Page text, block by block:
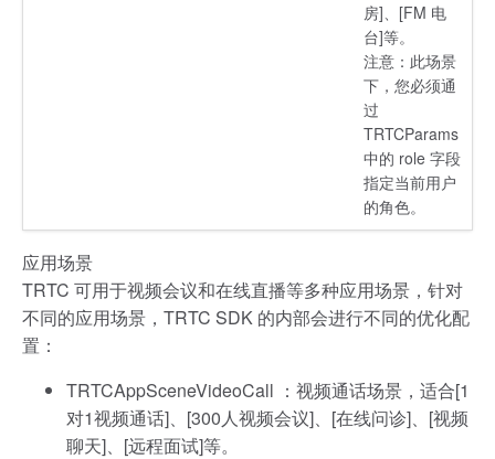
房]、[FM 电
台]等。
注意：此场景
下，您必须通
过
TRTCParams
中的 role 字段
指定当前用户
的角色。
应用场景
TRTC 可用于视频会议和在线直播等多种应用场景，针对
不同的应用场景，TRTC SDK 的内部会进行不同的优化配
置：
TRTCAppSceneVideoCall ：视频通话场景，适合[1
对1视频通话]、[300人视频会议]、[在线问诊]、[视频
聊天]、[远程面试]等。